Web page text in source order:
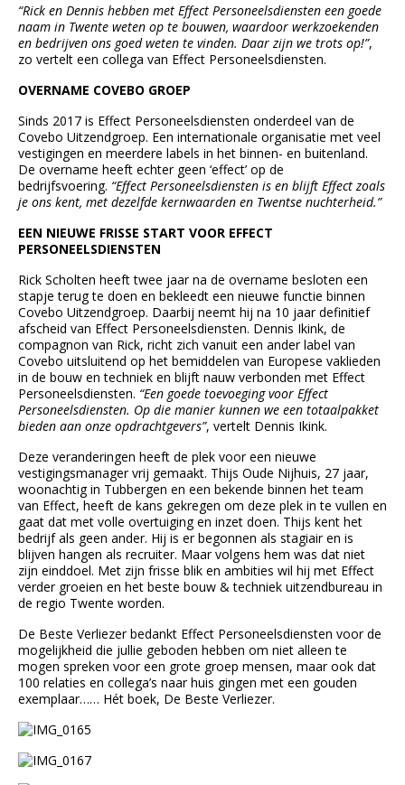
“Rick en Dennis hebben met Effect Personeelsdiensten een goede
naam in Twente weten op te bouwen, waardoor werkzoekenden
en bedrijven ons goed weten te vinden. Daar zijn we trots op!”,
zo vertelt een collega van Effect Personeelsdiensten.
OVERNAME COVEBO GROEP
Sinds 2017 is Effect Personeelsdiensten onderdeel van de
Covebo Uitzendgroep. Een internationale organisatie met veel
vestigingen en meerdere labels in het binnen- en buitenland.
De overname heeft echter geen ‘effect’ op de
bedrijfsvoering. “Effect Personeelsdiensten is en blijft Effect zoals
je ons kent, met dezelfde kernwaarden en Twentse nuchterheid.”
EEN NIEUWE FRISSE START VOOR EFFECT
PERSONEELSDIENSTEN
Rick Scholten heeft twee jaar na de overname besloten een
stapje terug te doen en bekleedt een nieuwe functie binnen
Covebo Uitzendgroep. Daarbij neemt hij na 10 jaar definitief
afscheid van Effect Personeelsdiensten. Dennis Ikink, de
compagnon van Rick, richt zich vanuit een ander label van
Covebo uitsluitend op het bemiddelen van Europese vaklieden
in de bouw en techniek en blijft nauw verbonden met Effect
Personeelsdiensten. “Een goede toevoeging voor Effect
Personeelsdiensten. Op die manier kunnen we een totaalpakket
bieden aan onze opdrachtgevers”, vertelt Dennis Ikink.
Deze veranderingen heeft de plek voor een nieuwe
vestigingsmanager vrij gemaakt. Thijs Oude Nijhuis, 27 jaar,
woonachtig in Tubbergen en een bekende binnen het team
van Effect, heeft de kans gekregen om deze plek in te vullen en
gaat dat met volle overtuiging en inzet doen. Thijs kent het
bedrijf als geen ander. Hij is er begonnen als stagiair en is
blijven hangen als recruiter. Maar volgens hem was dat niet
zijn einddoel. Met zijn frisse blik en ambities wil hij met Effect
verder groeien en het beste bouw & techniek uitzendbureau in
de regio Twente worden.
De Beste Verliezer bedankt Effect Personeelsdiensten voor de
mogelijkheid die jullie geboden hebben om niet alleen te
mogen spreken voor een grote groep mensen, maar ook dat
100 relaties en collega’s naar huis gingen met een gouden
exemplaar…… Hét boek, De Beste Verliezer.